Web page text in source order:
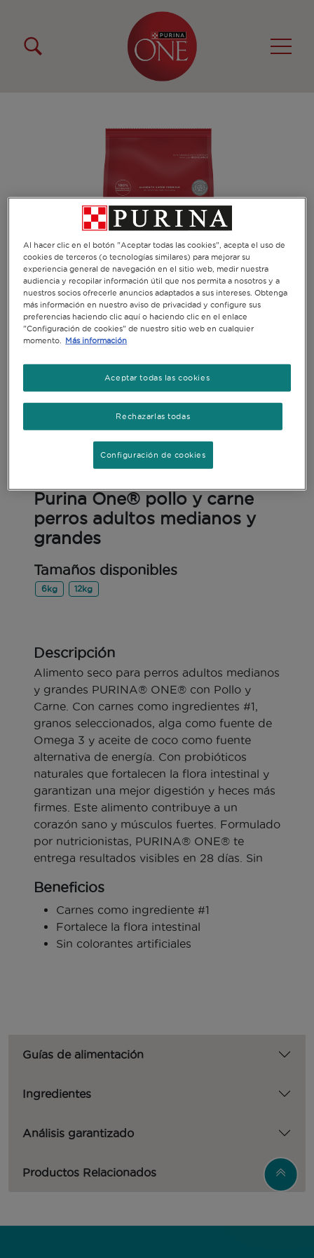
Menú Secundario Purina One
Menú Principal Purina One
Purina One® pollo y carne
perros adultos medianos y
grandes
Tamaños disponibles
6kg 12kg
Descripción
Alimento seco para perros adultos medianos
y grandes PURINA® ONE® con Pollo y
Carne. Con carnes como ingredientes #1,
granos seleccionados, alga como fuente de
Omega 3 y aceite de coco como fuente
alternativa de energía. Con probióticos
naturales que fortalecen la flora intestinal y
garantizan una mejor digestión y heces más
firmes. Este alimento contribuye a un
corazón sano y músculos fuertes. Formulado
por nutricionistas, PURINA® ONE® te
entrega resultados visibles en 28 días. Sin
Beneficios
Carnes como ingrediente #1
Fortalece la flora intestinal
Sin colorantes artificiales
Guías de alimentación
Ingredientes
Análisis garantizado
Productos Relacionados
Al hacer clic en el botón "Aceptar todas las cookies", acepta el uso de
cookies de terceros (o tecnologías similares) para mejorar su
experiencia general de navegación en el sitio web, medir nuestra
audiencia y recopilar información útil que nos permita a nosotros y a
nuestros socios ofrecerle anuncios adaptados a sus intereses. Obtenga
más información en nuestro aviso de privacidad y configure sus
preferencias haciendo clic aquí o haciendo clic en el enlace
"Configuración de cookies" de nuestro sitio web en cualquier
momento.
Más información
Rechazarlas todas
Aceptar todas las cookies
Configuración de cookies